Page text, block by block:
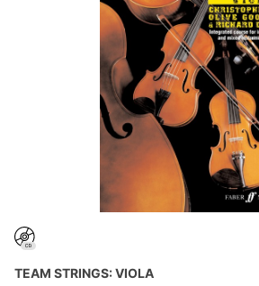
TEAM STRINGS: VIOLA